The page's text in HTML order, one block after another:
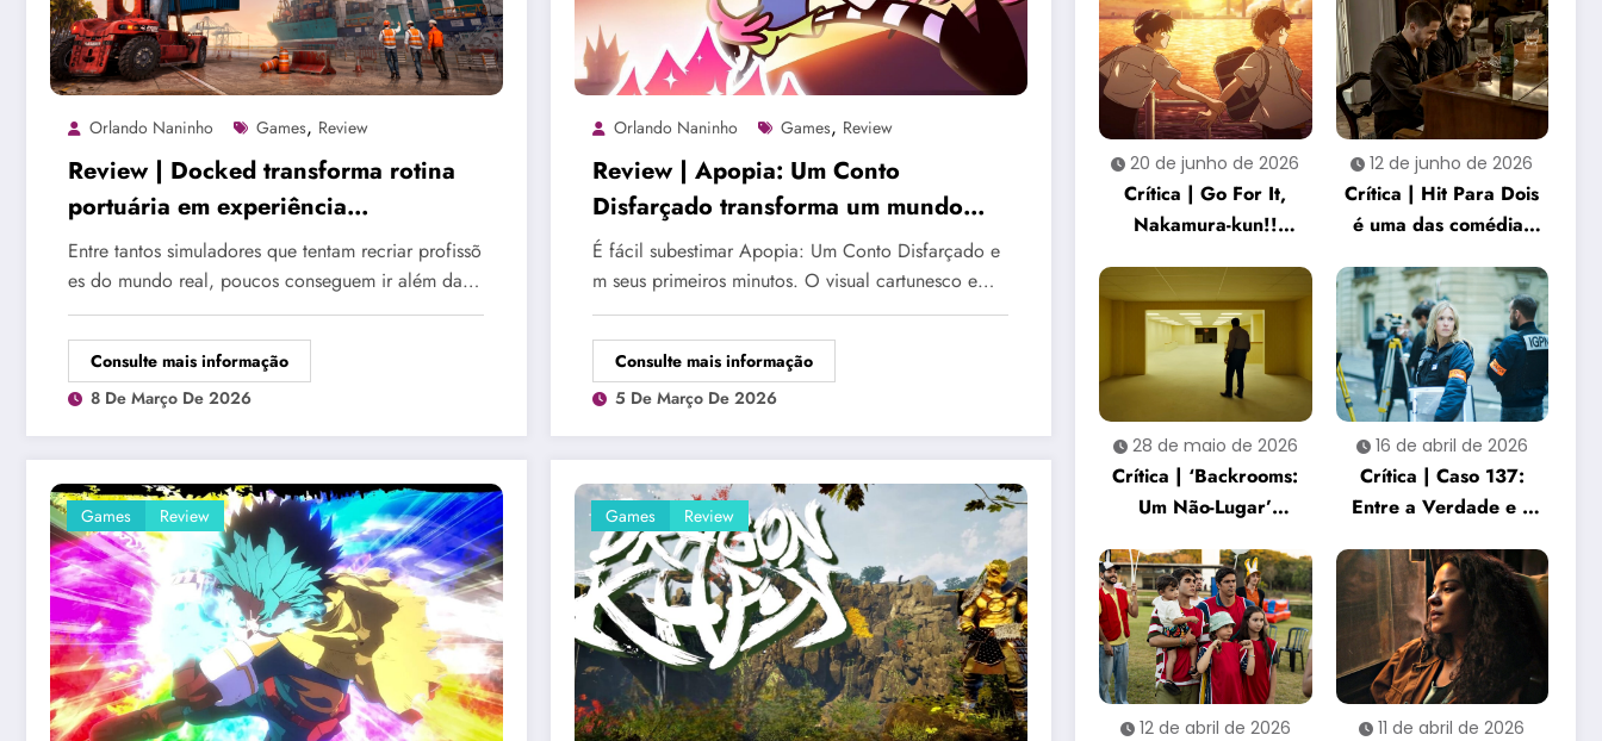
Orlando Naninho Games, Review
Review | Docked transforma rotina
portuária em experiência
surpreendentemente envolvente
Entre tantos simuladores que tentam recriar profissõ
es do mundo real, poucos conseguem ir além da…
Consulte mais informação
8 De Março De 2026
Orlando Naninho Games, Review
Review | Apopia: Um Conto
Disfarçado transforma um mundo
fofo em uma história inquietante
É fácil subestimar Apopia: Um Conto Disfarçado e
m seus primeiros minutos. O visual cartunesco e…
Consulte mais informação
5 De Março De 2026
Games Review Games Review
20 de junho de 2026
Crítica | Go For It,
Nakamura-kun!!
dor de gostar de
alguém
12 de junho de 2026
Crítica | Hit Para Dois
é uma das comédias
sensíveis do ano
28 de maio de 2026
Crítica | ‘Backrooms:
Um Não-Lugar’
experiência de terror
sufocante e
perturbadora
16 de abril de 2026
Crítica | Caso 137:
Entre a Verdade e o
12 de abril de 2026 11 de abril de 2026